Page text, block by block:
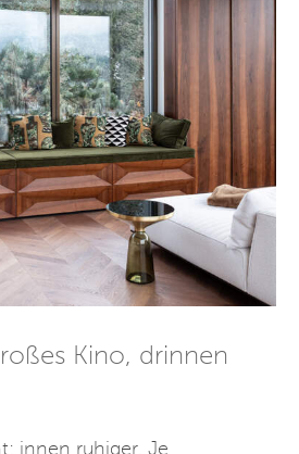
Kino, drinnen
innen ruhiger. Je